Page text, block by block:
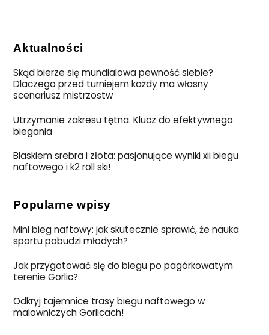
Aktualności
Skąd bierze się mundialowa pewność siebie?
Dlaczego przed turniejem każdy ma własny
scenariusz mistrzostw
Utrzymanie zakresu tętna. Klucz do efektywnego
biegania
Blaskiem srebra i złota: pasjonujące wyniki xii biegu
naftowego i k2 roll ski!
Popularne wpisy
Mini bieg naftowy: jak skutecznie sprawić, że nauka
sportu pobudzi młodych?
Jak przygotować się do biegu po pagórkowatym
terenie Gorlic?
Odkryj tajemnice trasy biegu naftowego w
malowniczych Gorlicach!